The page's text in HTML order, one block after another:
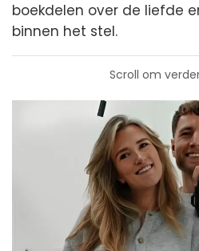
boekdelen over de liefde
binnen het stel.
Scroll om